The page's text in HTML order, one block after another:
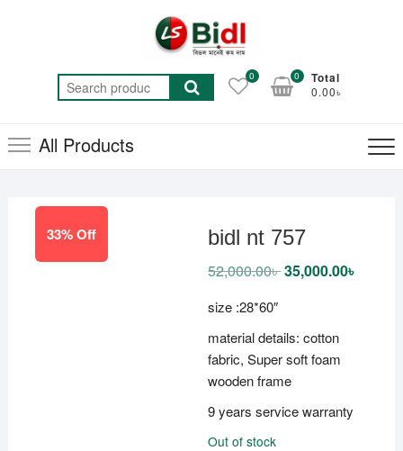
Search
for:
0 Total
0.00৳
0
All Products
33% Off bidl nt 757
52,000.00৳Original
price
35,000.00৳
size :28*60″
material details: cotton
fabric, Super soft foam
wooden frame
9 years service warranty
Out of stock